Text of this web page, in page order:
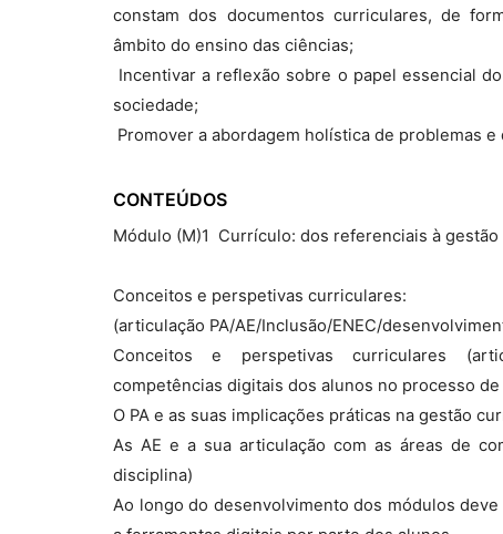
constam dos documentos curriculares, de
âmbito do ensino das ciências;
 Incentivar a reflexão sobre o papel essencial
sociedade;
 Promover a abordagem holística de problemas
CONTEÚDOS
Módulo (M)1  Currículo: dos referenciais à
Conceitos e perspetivas curriculares:
(articulação PA/AE/Inclusão/ENEC/
Conceitos e perspetivas curriculares
competências digitais dos alunos no processo
O PA e as suas implicações práticas na gestão
As AE e a sua articulação com as áreas de
disciplina)
Ao longo do desenvolvimento dos módulos